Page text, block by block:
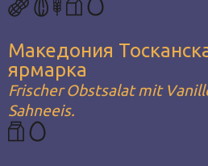
Македония
ярмарка
Frischer Obstsalat mit
Sahneeis.